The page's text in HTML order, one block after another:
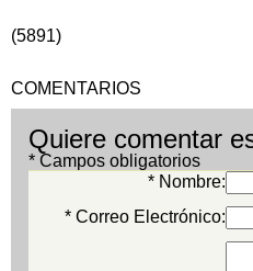
(5891)
COMENTARIOS
Quiere comentar
* Campos obligatorios
* Nombre:
* Correo Electrónico: